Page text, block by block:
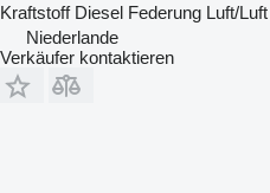
Kraftstoff Diesel Federung Luft/Luft
Niederlande
Verkäufer kontaktieren